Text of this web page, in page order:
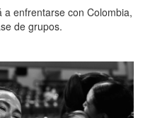
enfrentarse con Colombia,
de grupos.